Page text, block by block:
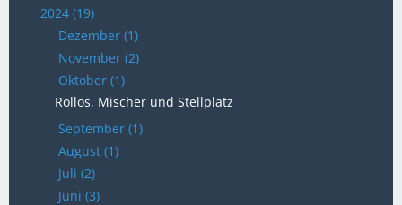
2024 (19)
Dezember (1)
November (2)
Oktober (1)
Rollos, Mischer und Stellplatz
September (1)
August (1)
Juli (2)
Juni (3)